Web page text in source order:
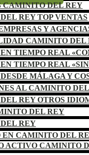
CAMINITO DEL REY
REY TOP VENTAS
Y
CAMINITO DEL
TIEMPO REAL
TIEMPO REAL
MÁLAGA Y
AL CAMINITO
REY OTROS
DEL REY
REY
EN CAMINITO DEL
ACTIVO CAMINITO